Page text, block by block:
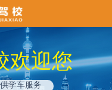
欢迎您
学车服务